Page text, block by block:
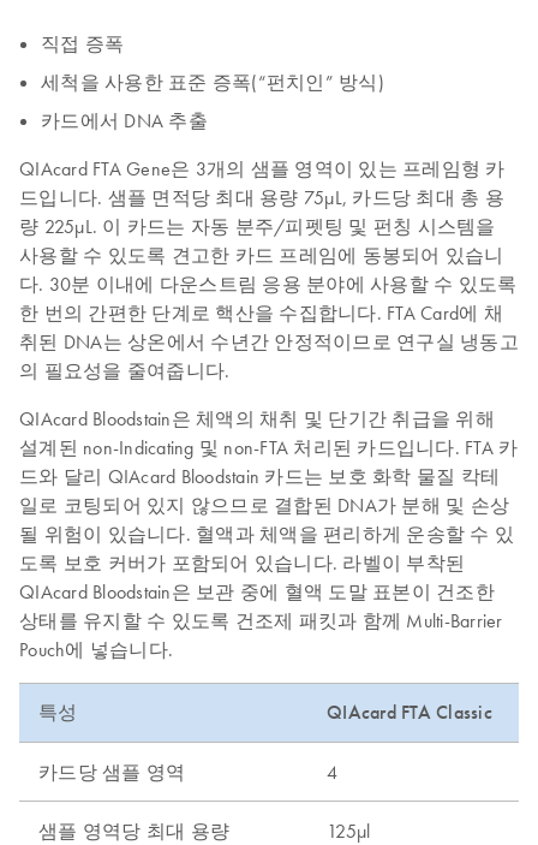
직접 증폭
세척을 사용한 표준 증폭(“펀치인” 방식)
카드에서 DNA 추출
QIAcard FTA Gene은 3개의 샘플 영역이 있는 프레임형 카
드입니다. 샘플 면적당 최대 용량 75µL, 카드당 최대 총 용
량 225μL. 이 카드는 자동 분주/피펫팅 및 펀칭 시스템을
사용할 수 있도록 견고한 카드 프레임에 동봉되어 있습니
다. 30분 이내에 다운스트림 응용 분야에 사용할 수 있도록
한 번의 간편한 단계로 핵산을 수집합니다. FTA Card에 채
취된 DNA는 상온에서 수년간 안정적이므로 연구실 냉동고
의 필요성을 줄여줍니다.
QIAcard Bloodstain은 체액의 채취 및 단기간 취급을 위해
설계된 non-Indicating 및 non-FTA 처리된 카드입니다. FTA 카
드와 달리 QIAcard Bloodstain 카드는 보호 화학 물질 칵테
일로 코팅되어 있지 않으므로 결합된 DNA가 분해 및 손상
될 위험이 있습니다. 혈액과 체액을 편리하게 운송할 수 있
도록 보호 커버가 포함되어 있습니다. 라벨이 부착된
QIAcard Bloodstain은 보관 중에 혈액 도말 표본이 건조한
상태를 유지할 수 있도록 건조제 패킷과 함께 Multi-Barrier
Pouch에 넣습니다.
특성 QIAcard FTA Classic
카드당 샘플 영역 4
샘플 영역당 최대 용량 125µl